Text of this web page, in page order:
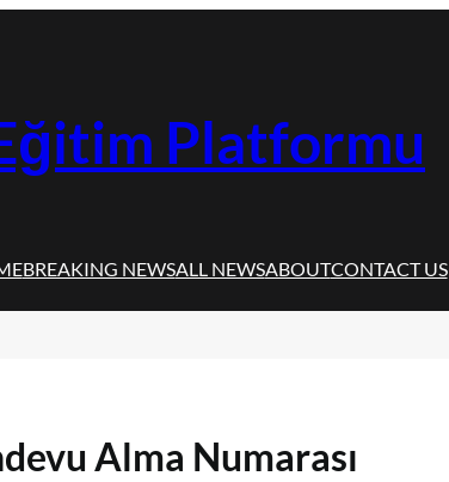
Platformu
BREAKING NEWSALL NEWSABOUTCONTACT US
Alma Numarası